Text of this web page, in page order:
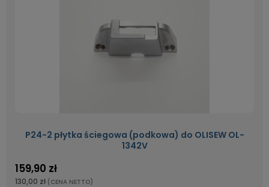
P24-2 płytka ściegowa (podkowa) do OLISEW OL-
1342V
159,90 zł
130,00 zł (CENA NETTO)